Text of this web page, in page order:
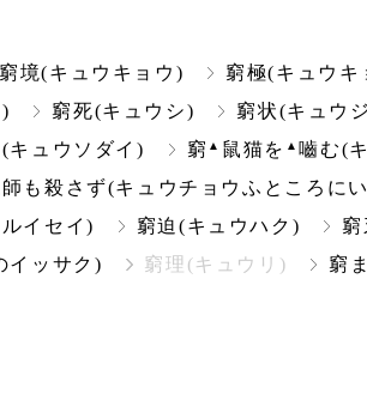
窮境(キュウキョウ) 窮極(キュウキ
窮死(キュウシ) 窮状(キュウ
キュウソダイ) 窮 ▲ 鼠猫を ▲嚙む(
も殺さず(キュウチョウふところに
イセイ) 窮迫(キュウハク) 窮
イッサク) 窮理(キュウリ) 窮